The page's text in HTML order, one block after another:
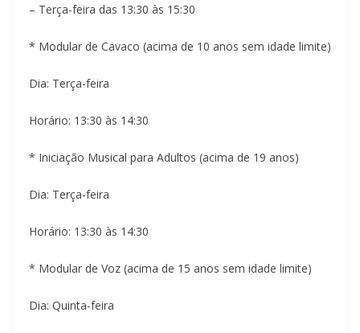
– Terça-feira das 13:30 às 15:30
* Modular de Cavaco (acima de 10 anos sem idade limite)
Dia: Terça-feira
Horário: 13:30 às 14:30
* Iniciação Musical para Adultos (acima de 19 anos)
Dia: Terça-feira
Horário: 13:30 às 14:30
* Modular de Voz (acima de 15 anos sem idade limite)
Dia: Quinta-feira